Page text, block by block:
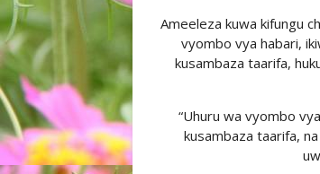
Ameeleza kuwa kifungu
vyombo vya habari,
kusambaza taarifa,
“Uhuru wa vyombo
kusambaza taarifa,